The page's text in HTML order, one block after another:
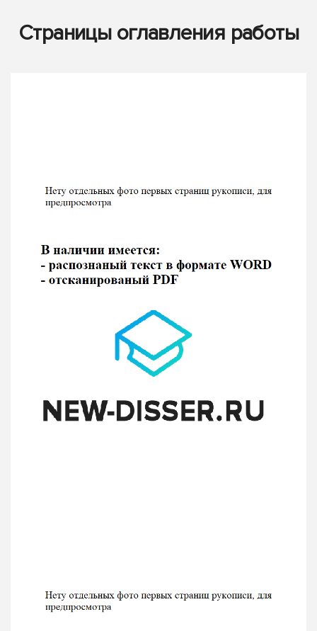
Страницы оглавления работы